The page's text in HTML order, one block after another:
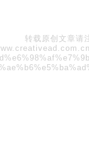
转载原创文章请